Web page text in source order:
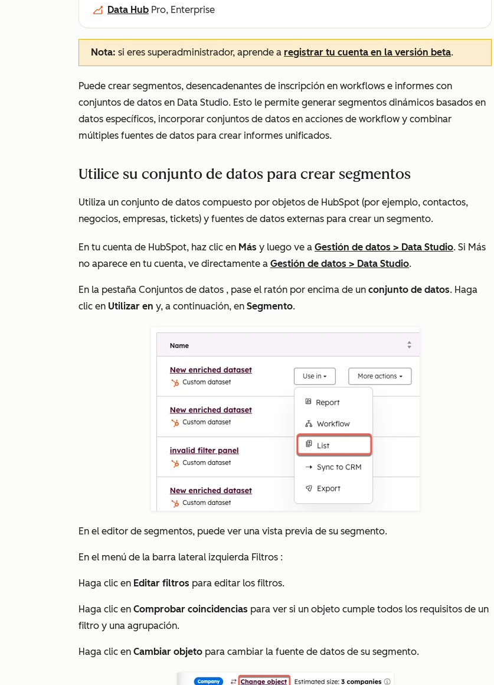
Data Hub Pro, Enterprise
Nota: si eres superadministrador, aprende a registrar tu cuenta en la versión beta.
Puede crear segmentos, desencadenantes de inscripción en workflows e informes con
conjuntos de datos en Data Studio. Esto le permite generar segmentos dinámicos basados en
datos específicos, incorporar conjuntos de datos en acciones de workflow y combinar
múltiples fuentes de datos para crear informes unificados.
Utilice su conjunto de datos para crear segmentos
Utiliza un conjunto de datos compuesto por objetos de HubSpot (por ejemplo, contactos,
negocios, empresas, tickets) y fuentes de datos externas para crear un segmento.
En tu cuenta de HubSpot, haz clic en Más y luego ve a Gestión de datos > Data Studio. Si Más
no aparece en tu cuenta, ve directamente a Gestión de datos > Data Studio.
En la pestaña Conjuntos de datos , pase el ratón por encima de un conjunto de datos. Haga
clic en Utilizar en y, a continuación, en Segmento.
En el editor de segmentos, puede ver una vista previa de su segmento.
En el menú de la barra lateral izquierda Filtros :
Haga clic en Editar filtros para editar los filtros.
Haga clic en Comprobar coincidencias para ver si un objeto cumple todos los requisitos de un
filtro y una agrupación.
Haga clic en Cambiar objeto para cambiar la fuente de datos de su segmento.